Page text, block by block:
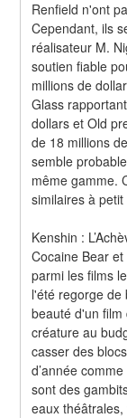
Renfield n'ont
Cependant, ils
réalisateur M.
soutien fiable
millions de
Glass
dollars et Old
de 18 millions
semble
même gamme.
similaires à
Kenshin :
Cocaine Bear
parmi les films
l'été regorge de
beauté d'un
créature au
casser des
d’année
sont des
eaux